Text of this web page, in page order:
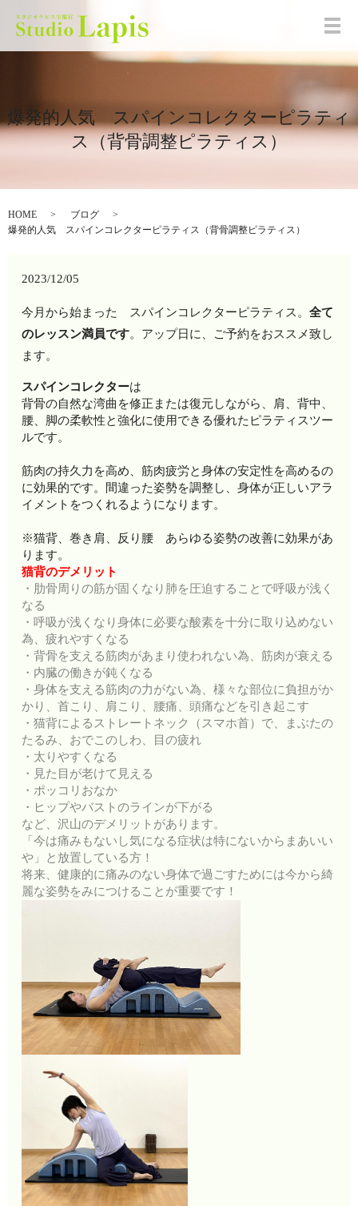
メ
爆発的人気 スパインコレクターピラティ
ス（背骨調整ピラティス）
HOME
ブログ
爆発的人気 スパインコレクターピラティス（背骨調整ピラティス）
2023/12/05
今月から始まった スパインコレクターピラティス。全て
のレッスン満員です。アップ日に、ご予約をおススメ致し
ます。
スパインコレクターは
背骨の自然な湾曲を修正または復元しながら、肩、背中、
腰、脚の柔軟性と強化に使用できる優れたピラティスツー
ルです。
筋肉の持久力を高め、筋肉疲労と身体の安定性を高めるの
に効果的です。間違った姿勢を調整し、身体が正しいアラ
イメントをつくれるようになります。
※猫背、巻き肩、反り腰 あらゆる姿勢の改善に効果があ
ります。
猫背のデメリット
・肋骨周りの筋が固くなり肺を圧迫することで呼吸が浅く
なる
・呼吸が浅くなり身体に必要な酸素を十分に取り込めない
為、疲れやすくなる
・背骨を支える筋肉があまり使われない為、筋肉が衰える
・内臓の働きが鈍くなる
・身体を支える筋肉の力がない為、様々な部位に負担がか
かり、首こり、肩こり、腰痛、頭痛などを引き起こす
・猫背によるストレートネック（スマホ首）で、まぶたの
たるみ、おでこのしわ、目の疲れ
・太りやすくなる
・見た目が老けて見える
・ポッコリおなか
・ヒップやバストのラインが下がる
など、沢山のデメリットがあります。
「今は痛みもないし気になる症状は特にないからまあいい
や」と放置している方！
将来、健康的に痛みのない身体で過ごすためには今から綺
麗な姿勢をみにつけることが重要です！